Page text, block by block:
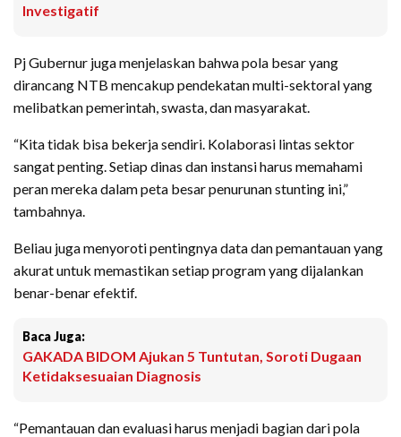
Investigatif
Pj Gubernur juga menjelaskan bahwa pola besar yang
dirancang NTB mencakup pendekatan multi-sektoral yang
melibatkan pemerintah, swasta, dan masyarakat.
“Kita tidak bisa bekerja sendiri. Kolaborasi lintas sektor
sangat penting. Setiap dinas dan instansi harus memahami
peran mereka dalam peta besar penurunan stunting ini,”
tambahnya.
Beliau juga menyoroti pentingnya data dan pemantauan yang
akurat untuk memastikan setiap program yang dijalankan
benar-benar efektif.
Baca Juga:
GAKADA BIDOM Ajukan 5 Tuntutan, Soroti Dugaan
Ketidaksesuaian Diagnosis
“Pemantauan dan evaluasi harus menjadi bagian dari pola